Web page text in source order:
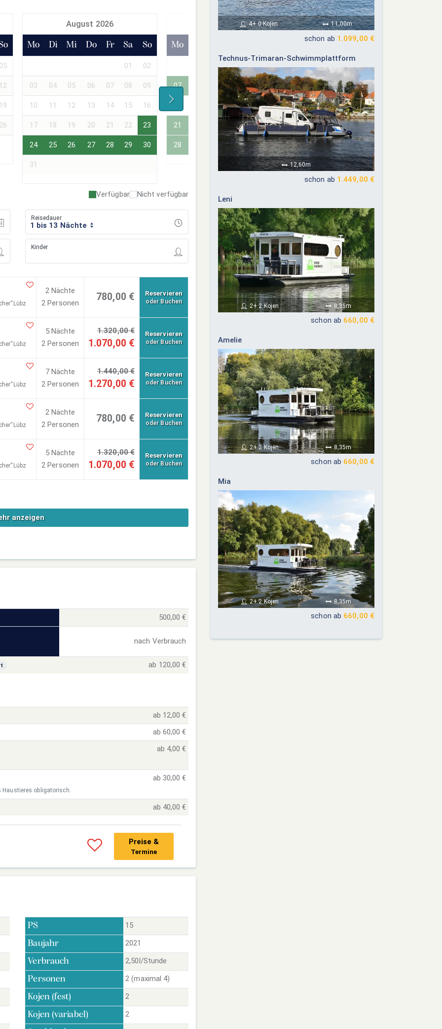
05
12
19
26
August 2026
Mo Di Mi Do Fr Sa So
01 02
03 04 05 06 07 08 09
10 11 12 13 14 15 16
17 18 19 20 21 22 23
24 25 26 27 28 29 30
31
September 2026
Mo
02 03 04 05 06
07 09 10 11 12 13
16 17 18 19 20
21 24 25 26 27
28
Oktober 2026
Mi
05 06 07
12 13 14
19 20 21
26 27 28
Verfügbar Nicht verfügbar
Reisedauer
1 bis 13 Nächte
Kinder
2 Nächte
2 Personen
780,00 € Reservieren
oder Buchen
5 Nächte
2 Personen
1.320,00 €
1.070,00 €
Reservieren
oder Buchen
7 Nächte
2 Personen
1.440,00 €
1.270,00 €
Reservieren
oder Buchen
2 Nächte
2 Personen
780,00 € Reservieren
oder Buchen
5 Nächte
2 Personen
1.320,00 €
1.070,00 €
Reservieren
oder Buchen
anzeigen
500,00 €
nach Verbrauch
ab 120,00 €
ab 12,00 €
ab 60,00 €
ab 4,00 €
Haustieres obligatorisch.
ab 30,00 €
ab 40,00 €
Preise &
Termine
PS 15
Baujahr 2021
Verbrauch 2,50l/Stunde
Personen 2 (maximal 4)
Kojen (fest) 2
Kojen (variabel) 2
4+ 0 Kojen 11,00m
schon ab 1.099,00 €
Technus-Trimaran-Schwimmplattform
12,60m
schon ab 1.449,00 €
Leni
2+ 2 Kojen 8,35m
schon ab 660,00 €
Amelie
2+ 2 Kojen 8,35m
schon ab 660,00 €
Mia
2+ 2 Kojen 8,35m
schon ab 660,00 €